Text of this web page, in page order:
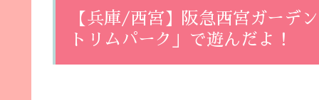
【兵庫/西宮】阪急西宮ガーデ
トリムパーク」で遊んだよ！